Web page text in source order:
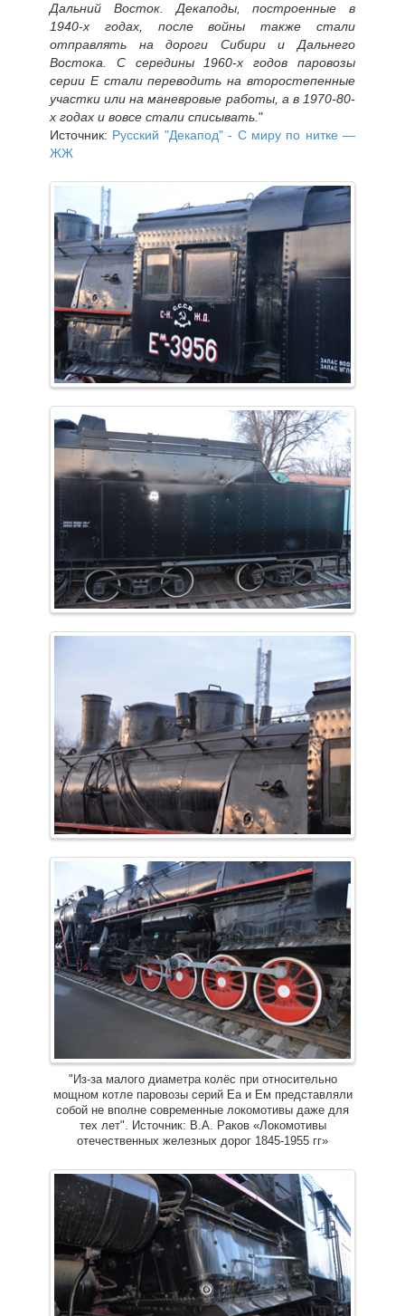
Дальний Восток. Декаподы, построенные в
1940-х годах, после войны также стали
отправлять на дороги Сибири и Дальнего
Востока. С середины 1960-х годов паровозы
серии Е стали переводить на второстепенные
участки или на маневровые работы, а в 1970-80-
х годах и вовсе стали списывать. "
Источник: Русский "Декапод" - С миру по нитке —
ЖЖ
"Из-за малого диаметра колёс при относительно
мощном котле паровозы серий Еа и Ем представляли
собой не вполне современные локомотивы даже для
тех лет". Источник: В.А. Раков «Локомотивы
отечественных железных дорог 1845-1955 гг»